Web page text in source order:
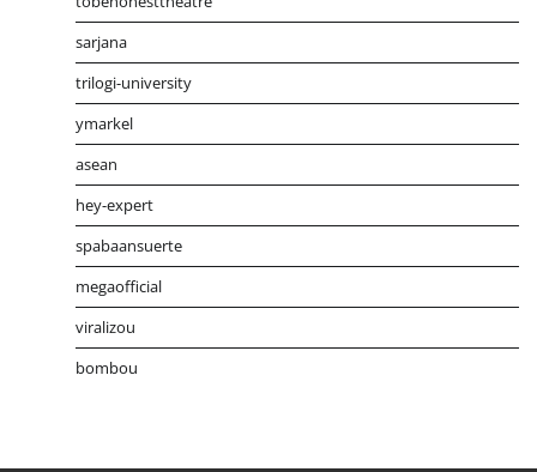
sarjana
trilogi-university
ymarkel
asean
hey-expert
spabaansuerte
megaofficial
viralizou
bombou